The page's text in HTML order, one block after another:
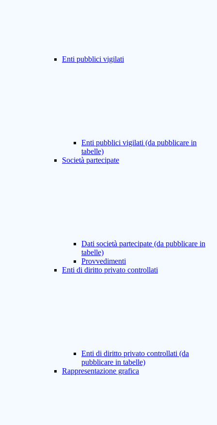
Enti pubblici vigilati
Enti pubblici vigilati (da pubblicare in
tabelle)
Società partecipate
Dati società partecipate (da pubblicare in
tabelle)
Provvedimenti
Enti di diritto privato controllati
Enti di diritto privato controllati (da
pubblicare in tabelle)
Rappresentazione grafica